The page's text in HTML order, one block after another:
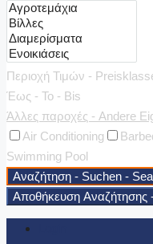
Περιοχή Τιμών -
Έως - To - Bis
Άλλες παροχές - Andere
Air Conditioning
Swimming Pool
Αναζήτηση - Suchen -
Αποθήκευση Αναζήτησης